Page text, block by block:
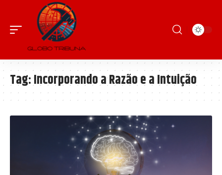
Tag:Incorporando a Razão e a Intuição